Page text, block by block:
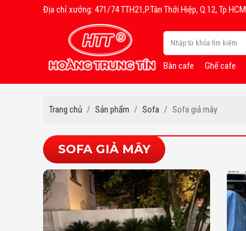
Địa chỉ xưởng: 471/74 TTH21,P.Tân Thới Hiệp, Q.12, Tp HCM
Bàn cafe Ghế cafe
Trang chủ Sản phẩm Sofa Sofa giả mây
SOFA GIẢ MÂY